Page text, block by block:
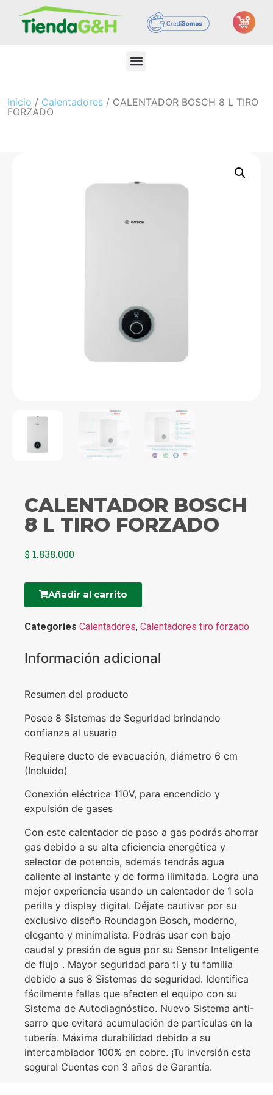
Inicio / Calentadores / CALENTADOR BOSCH 8 L TIRO
FORZADO
CALENTADOR BOSCH
8 L TIRO FORZADO
$ 1.838.000
Añadir al carrito
Categories Calentadores, Calentadores tiro forzado
Información adicional
Resumen del producto
Posee 8 Sistemas de Seguridad brindando
confianza al usuario
Requiere ducto de evacuación, diámetro 6 cm
(Incluido)
Conexión eléctrica 110V, para encendido y
expulsión de gases
Con este calentador de paso a gas podrás ahorrar
gas debido a su alta eficiencia energética y
selector de potencia, además tendrás agua
caliente al instante y de forma ilimitada. Logra una
mejor experiencia usando un calentador de 1 sola
perilla y display digital. Déjate cautivar por su
exclusivo diseño Roundagon Bosch, moderno,
elegante y minimalista. Podrás usar con bajo
caudal y presión de agua por su Sensor Inteligente
de flujo . Mayor seguridad para ti y tu familia
debido a sus 8 Sistemas de seguridad. Identifica
fácilmente fallas que afecten el equipo con su
Sistema de Autodiagnóstico. Nuevo Sistema anti-
sarro que evitará acumulación de partículas en la
tubería. Máxima durabilidad debido a su
intercambiador 100% en cobre. ¡Tu inversión esta
segura! Cuentas con 3 años de Garantía.